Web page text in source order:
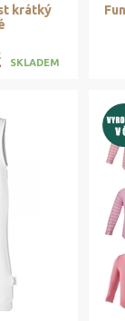
krátký
SKLADEM